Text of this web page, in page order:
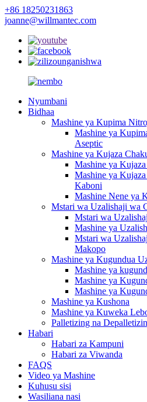
+86 18250231863
joanne@willmantec.com
Nyumbani
Bidhaa
Mashine ya Kupima
Mashine ya
Aseptic
Mashine ya Kujaza
Mashine ya
Mashine ya
Kaboni
Mashine Nene ya
Mstari wa Uzalishaji wa
Mstari wa
Mashine ya
Mstari wa
Makopo
Mashine ya Kugundua
Mashine ya
Mashine ya
Mashine ya
Mashine ya Kushona
Mashine ya Kuweka
Palletizing na
Habari
Habari za Kampuni
Habari za Viwanda
FAQS
Video ya Mashine
Kuhusu sisi
Wasiliana nasi